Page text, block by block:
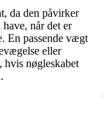
da den påvirker
når det er
En passende vægt
eller
nøgleskabet